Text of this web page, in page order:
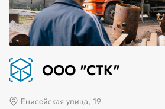
ООО "СТК"
Енисейская улица, 19